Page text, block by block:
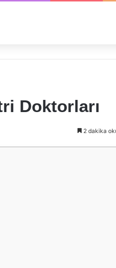
Doktorları
2 dakika